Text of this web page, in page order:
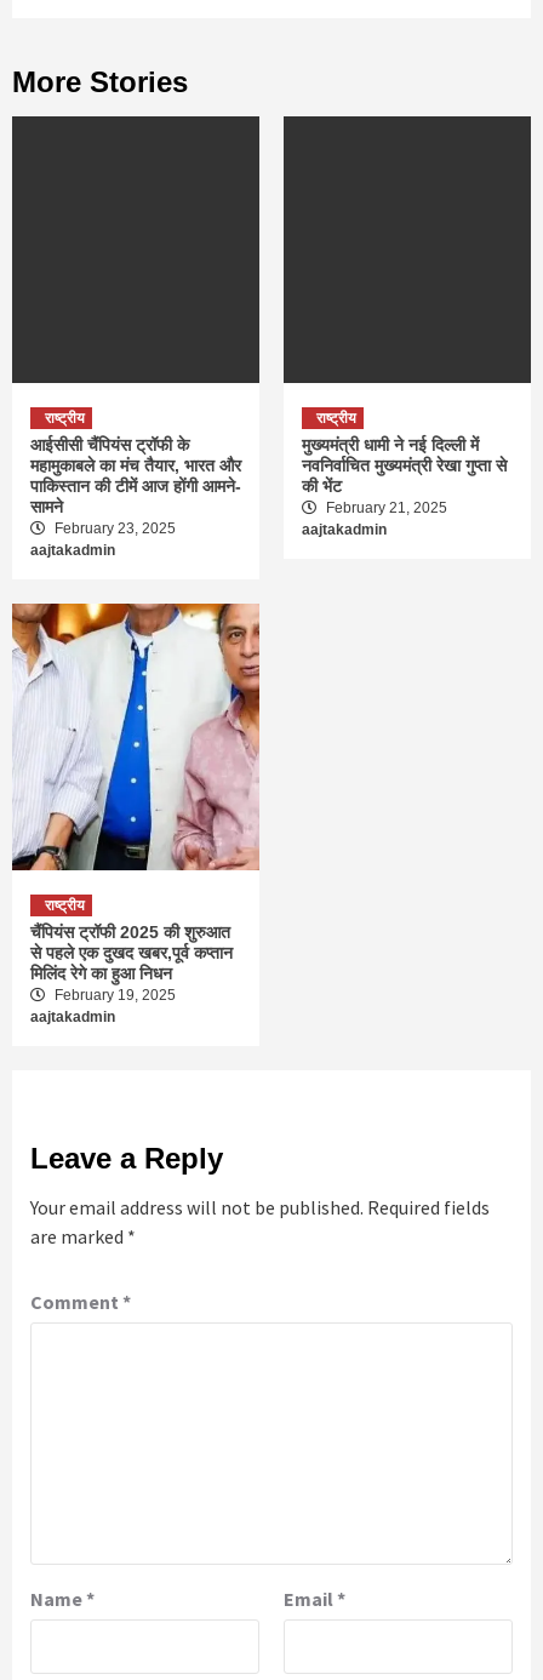
More Stories
राष्ट्रीय
आईसीसी चैंपियंस ट्रॉफी के
महामुकाबले का मंच तैयार, भारत और
पाकिस्तान की टीमें आज होंगी आमने-
सामने
February 23, 2025
aajtakadmin
राष्ट्रीय
मुख्यमंत्री धामी ने नई दिल्ली में
नवनिर्वाचित मुख्यमंत्री रेखा गुप्ता से
की भेंट
February 21, 2025
aajtakadmin
राष्ट्रीय
चैंपियंस ट्रॉफी 2025 की शुरुआत
से पहले एक दुखद खबर,पूर्व कप्तान
मिलिंद रेगे का हुआ निधन
February 19, 2025
aajtakadmin
Leave a Reply
Your email address will not be published. Required fields
are marked *
Comment *
Name* Email *